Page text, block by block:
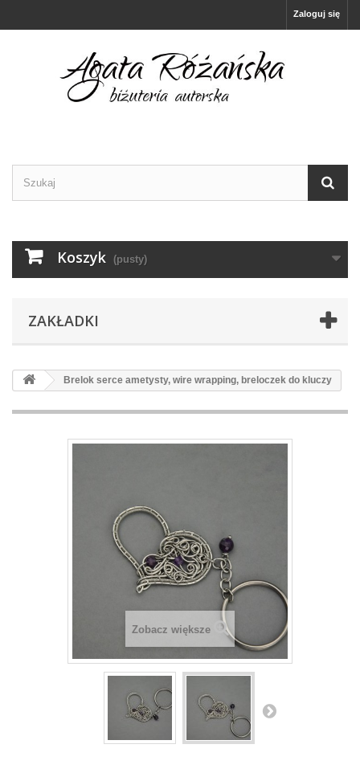
Zaloguj się
Koszyk (pusty)
ZAKŁADKI
Brelok serce ametysty, wire wrapping, breloczek do kluczy
Zobacz większe